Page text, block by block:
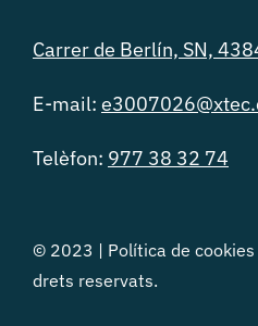
Carrer de Berlín, SN,
E-mail:
Telèfon: 977 38 32 74
© 2023 | Política de cookies
drets reservats.